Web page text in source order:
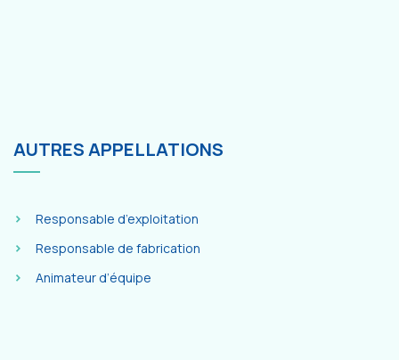
AUTRES APPELLATIONS
Responsable d’exploitation
Responsable de fabrication
Animateur d’équipe